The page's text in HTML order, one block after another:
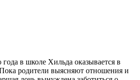
в школе Хильда оказывается в
родители выясняют отношения и